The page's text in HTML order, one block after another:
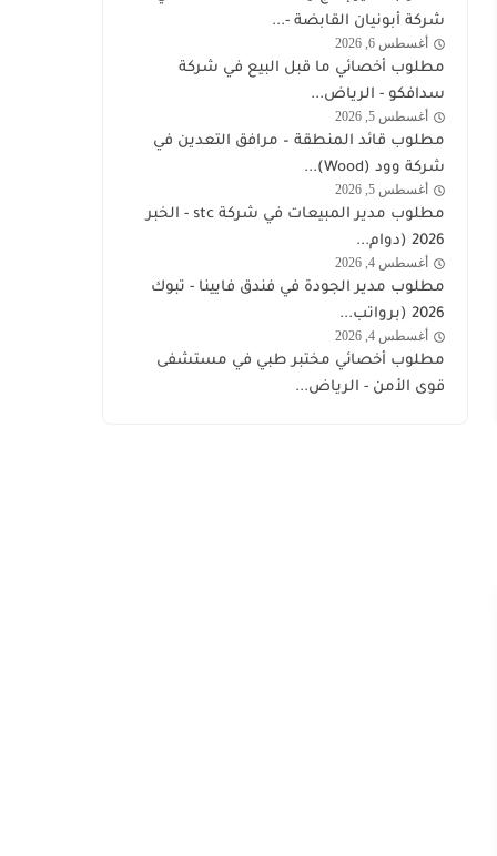
السعودية
اليوم
شركة أبونيان القابضة -...
الشركة
السعودية
لمنتجات
الألبان
والأغذية
أغسطس 6, 2026
مطلوب أخصائي ما قبل البيع في شركة
سدافكو - الرياض...
وظائف
السعودية
اليوم
أغسطس 5, 2026
مطلوب قائد المنطقة – مرافق التعدين في
شركة وود (Wood)...
stc
توظيف
أغسطس 5, 2026
مطلوب مدير المبيعات في شركة stc - الخبر
2026 (دوام...
وظائف
السعودية
اليوم
أغسطس 4, 2026
مطلوب مدير الجودة في فندق فايينا - تبوك
2026 (برواتب...
قوى
الامن
أغسطس 4, 2026
مطلوب أخصائي مختبر طبي في مستشفى
قوى الأمن - الرياض...